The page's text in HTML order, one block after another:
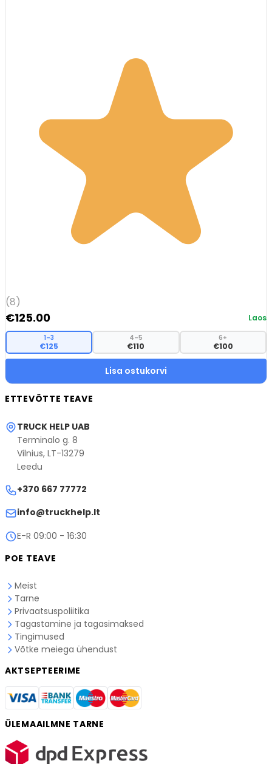
(8)
€125.00 Laos
1–3
€125
4–5
€110
6+
€100
Lisa ostukorvi
ETTEVÕTTE TEAVE
TRUCK HELP UAB
Terminalo g. 8
Vilnius, LT-13279
Leedu
+370 667 77772
info@truckhelp.lt
E-R 09:00 - 16:30
POE TEAVE
Meist
Tarne
Privaatsuspoliitika
Tagastamine ja tagasimaksed
Tingimused
Võtke meiega ühendust
AKTSEPTEERIME
ÜLEMAAILMNE TARNE